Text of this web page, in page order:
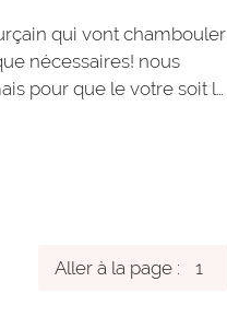
qui vont chambouler
nécessaires! nous
pour que le votre soit le
Aller à la page :